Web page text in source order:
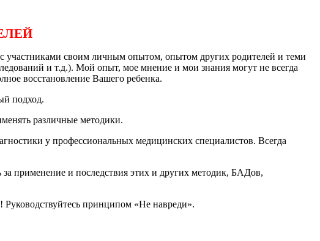
участниками своим личным опытом, опытом других родителей и теми
и т.д.). Мой опыт, мое мнение и мои знания могут не всегда
восстановление Вашего ребенка.
подход.
различные методики.
у профессиональных медицинских специалистов. Всегда
применение и последствия этих и других методик, БАДов,
Руководствуйтесь принципом «Не навреди».